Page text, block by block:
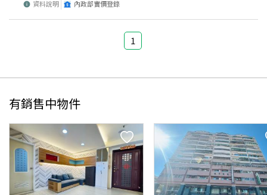
資料說明 內政部實價登錄
1
有銷售中物件